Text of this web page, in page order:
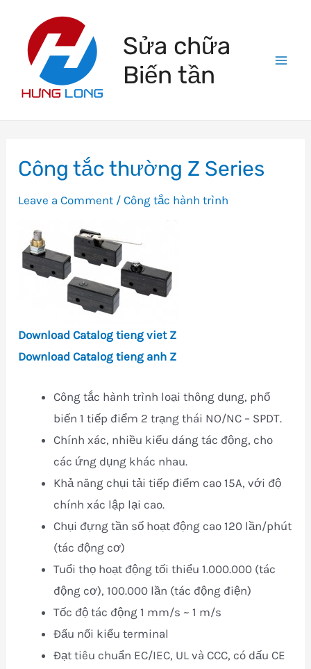
content
Sửa chữa
Biến tần
Công tắc thường Z Series
Leave a Comment /Công tắc hành trình
DownloadCatalog tieng viet Z
DownloadCatalog tieng anh Z
Công tắc hành trình loại thông dụng, phổ
biến 1 tiếp điểm 2 trạng thái NO/NC – SPDT.
Chính xác, nhiều kiểu dáng tác động, cho
các ứng dụng khác nhau.
Khả năng chụi tải tiếp điểm cao 15A, với độ
chính xác lập lại cao.
Chụi đựng tần số hoạt động cao 120 lần/phút
(tác động cơ)
Tuổi thọ hoạt động tối thiểu 1.000.000 (tác
động cơ), 100.000 lần (tác động điện)
Tốc độ tác động 1 mm/s ~ 1 m/s
Đấu nối kiểu terminal
Đạt tiêu chuẩn EC/IEC, UL và CCC, có dấu CE